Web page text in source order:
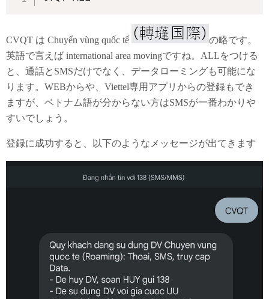
CVQT は Chuyển vùng quốc tế
の略です。
英語で言えば international area movingですね。ALLをつける
と、通話とSMSだけでなく、データローミングも可能にな
ります。WEBからや、Viettel専用アプリからの登録もでき
ますが、ベトナム語が分からない方はSMSが一番わかりや
すいでしょう。
登録に成功すると、以下のようなメッセージが出てきます